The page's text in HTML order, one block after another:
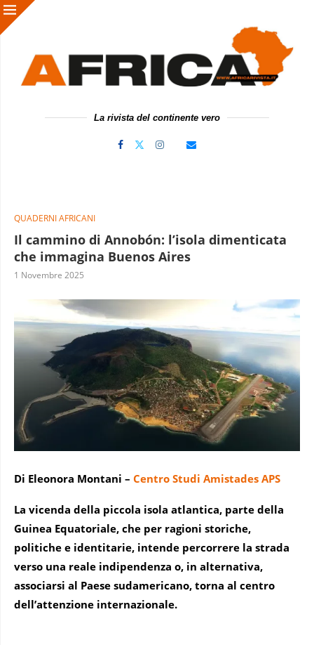
La rivista del continente vero
QUADERNI AFRICANI
Il cammino di Annobón: l’isola dimenticata
che immagina Buenos Aires
1 Novembre 2025
Di Eleonora Montani – Centro Studi Amistades APS
La vicenda della piccola isola atlantica, parte della
Guinea Equatoriale, che per ragioni storiche,
politiche e identitarie, intende percorrere la strada
verso una reale indipendenza o, in alternativa,
associarsi al Paese sudamericano, torna al centro
dell’attenzione internazionale.